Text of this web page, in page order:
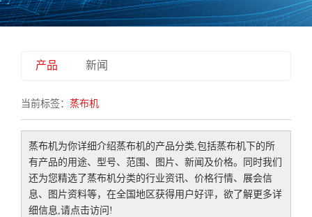
产品 新闻
当前标签： 蒸布机
蒸布机为你详细介绍蒸布机的产品分类,包括蒸布机 下的所
有产品的用途、型号、范围、图片、新闻及价格。同时我们
还为您精选了 蒸布机分类的行业资讯、价格行情、展会信
息、图片资料等，在全国地区获得用户好评，欲了解更多详
细信息,请点击访问!